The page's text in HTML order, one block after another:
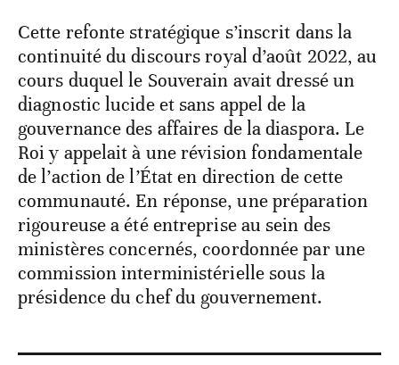
Cette refonte stratégique s’inscrit dans la
continuité du discours royal d’août 2022, au
cours duquel le Souverain avait dressé un
diagnostic lucide et sans appel de la
gouvernance des affaires de la diaspora. Le
Roi y appelait à une révision fondamentale
de l’action de l’État en direction de cette
communauté. En réponse, une préparation
rigoureuse a été entreprise au sein des
ministères concernés, coordonnée par une
commission interministérielle sous la
présidence du chef du gouvernement.